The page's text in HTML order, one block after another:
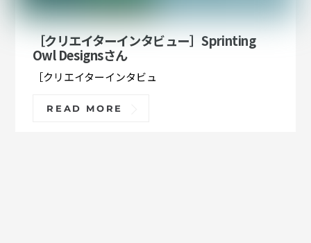
［クリエイターインタビュー］Sprinting
Owl Designsさん
［クリエイターインタビュ
READ MORE